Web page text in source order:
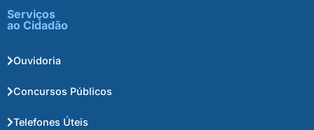
Serviços
ao Cidadão
Ouvidoria
Concursos Públicos
Telefones Úteis